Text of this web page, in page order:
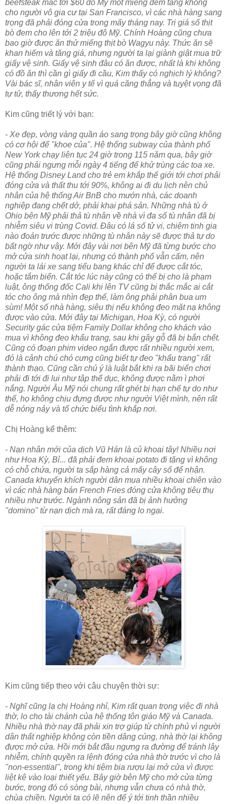
beefsteak mắc tới $60 đô Mỹ một miếng đem tặng không
cho người vô gia cư tại San Francisco, vì các nhà hàng sang
trọng đã phải đóng cửa trong mấy tháng nay. Trị giá số thịt
bò đem cho lên tới 2 triệu đô Mỹ. Chính Hoàng cũng chưa
bao giờ được ăn thử miếng thịt bò Wagyu này. Thức ăn sẽ
khan hiếm và tăng giá, nhưng người ta lại giành giật mua trữ
giấy vệ sinh. Giấy vệ sinh đâu có ăn được, nhất là khi không
có đồ ăn thì cần gì giấy đi cầu, Kim thấy có nghịch lý không?
Vài bác sĩ, nhân viên y tế vì quá căng thẳng và tuyệt vọng đã
tự tử, thấy thương hết sức.
Kim cũng triết lý với bạn:
- Xe đẹp, vòng vàng quần áo sang trọng bây giờ cũng không
có cơ hội để "khoe của". Hệ thống subway của thành phố
New York chạy liên tục 24 giờ trong 115 năm qua, bây giờ
cũng phải ngưng mỗi ngày 4 tiếng để khử trùng các toa xe.
Hệ thống Disney Land cho trẻ em khắp thế giới tới chơi phải
đóng cửa và thất thu tới 90%, không ai đi du lịch nên chủ
nhân của hệ thống Air BnB cho mướn nhà, các doanh
nghiệp đang chết dở, phải khai phá sản. Những nhà tù ở
Ohio bên Mỹ phải thả tù nhân về nhà vì đa số tù nhân đã bị
nhiễm siêu vi trùng Covid. Đâu có lá số tử vi, chiêm tinh gia
nào đoán trước được những tù nhân này sẽ được thả tự do
bất ngờ như vậy. Mới đây vài nơi bên Mỹ đã từng bước cho
mở cửa sinh hoạt lại, nhưng có thành phố vẫn cấm, nên
người ta lái xe sang tiểu bang khác chỉ để được cắt tóc,
hoặc tắm biển. Cắt tóc lúc này cũng có thể bị cho là phạm
luật, ông thống đốc Cali khi lên TV cũng bị thắc mắc ai cắt
tóc cho ông mà nhìn đẹp thế, làm ông phải phân bua um
sùm! Một số nhà hàng, siêu thị nếu không đeo mặt nạ không
được vào cửa. Mới đây tại Michigan, Hoa Kỳ, có người
Security gác cửa tiệm Family Dollar không cho khách vào
mua vì không đeo khẩu trang, sau khi gây gỗ đã bị bắn chết.
Cũng có đoạn phim video ngắn được rất nhiều người xem,
đó là cảnh chú chó cưng cũng biết tự đeo "khẩu trang" rất
thành thạo. Cũng cần chú ý là luật bắt khi ra bãi biển chơi
phải đi tới đi lui như tập thể dục, không được nằm ì phơi
nắng. Người Âu Mỹ nói chung rất ghét bị hạn chế tự do như
thế, họ không chịu đựng được như người Việt mình, nên rất
dễ nóng nảy và tổ chức biểu tình khắp nơi.
Chị Hoàng kể thêm:
- Nạn nhân mới của dịch Vũ Hán là củ khoai tây! Nhiều nơi
như Hoa Kỳ, Bỉ... đã phải đem khoai potato đi tặng vì không
có chỗ chứa, người ta sắp hàng cả mấy cây số để nhận.
Canada khuyến khích người dân mua nhiều khoai chiên vào
vì các nhà hàng bán French Fries đóng cửa không tiêu thụ
nhiều như trước. Ngành nông sản đã bị ảnh hưởng
"domino" từ nạn dịch mà ra, rất đáng lo ngại.
Kim cũng tiếp theo với câu chuyện thời sự:
- Nghĩ cũng lạ chị Hoàng nhỉ, Kim rất quan trọng việc đi nhà
thờ, lo cho tài chánh của hệ thống tôn giáo Mỹ và Canada.
Nhiều nhà thờ nay đã phải xin trợ giúp từ chính phủ vì người
dân thất nghiệp không còn tiền dâng cúng, nhà thờ lại không
được mở cửa. Hồi mới bắt đầu ngưng ra đường để tránh lây
nhiễm, chính quyền ra lệnh đóng cửa nhà thờ trước vì cho là
"non-essential", trong khi tiệm bia rượu lại mở cửa vì được
liệt kê vào loại thiết yếu. Bây giờ bên Mỹ cho mở cửa từng
bước, trong đó có sòng bài, nhưng vẫn chưa có nhà thờ,
chùa chiền. Người ta có lẽ nên để ý tới tinh thần nhiều